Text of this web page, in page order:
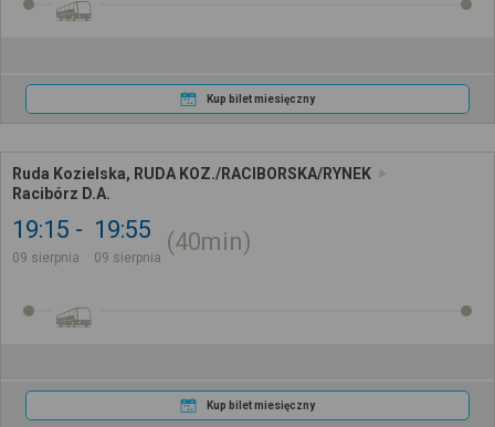
Kup bilet miesięczny
Ruda Kozielska, RUDA KOZ./RACIBORSKA/RYNEK
Racibórz D.A.
19:15
09 sierpnia
19:55
09 sierpnia
40min
Kup bilet miesięczny